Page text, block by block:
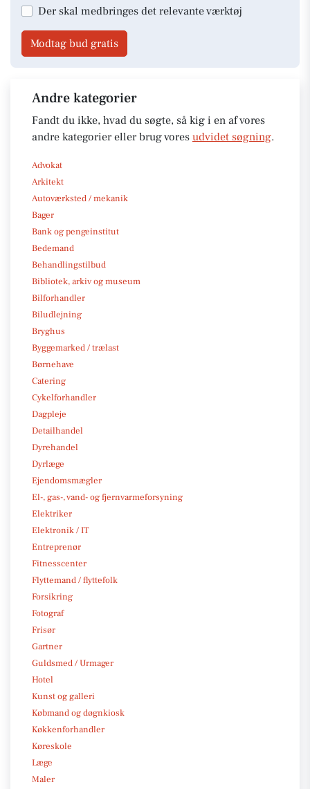
Der skal medbringes det relevante værktøj
Modtag bud gratis
Andre kategorier
Fandt du ikke, hvad du søgte, så kig i en af vores
andre kategorier eller brug vores udvidet søgning.
Advokat
Arkitekt
Autoværksted / mekanik
Bager
Bank og pengeinstitut
Bedemand
Behandlingstilbud
Bibliotek, arkiv og museum
Bilforhandler
Biludlejning
Bryghus
Byggemarked / trælast
Børnehave
Catering
Cykelforhandler
Dagpleje
Detailhandel
Dyrehandel
Dyrlæge
Ejendomsmægler
El-, gas-, vand- og fjernvarmeforsyning
Elektriker
Elektronik / IT
Entreprenør
Fitnesscenter
Flyttemand / flyttefolk
Forsikring
Fotograf
Frisør
Gartner
Guldsmed / Urmager
Hotel
Kunst og galleri
Købmand og døgnkiosk
Køkkenforhandler
Køreskole
Læge
Maler